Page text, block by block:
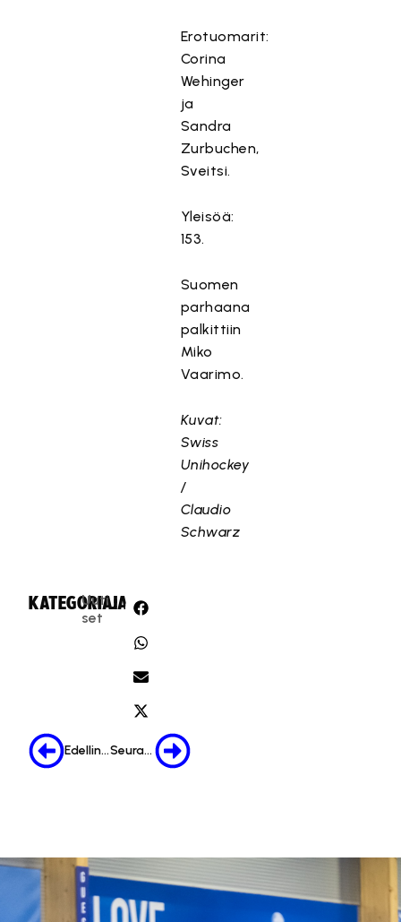
Erotuomarit:
Corina
Wehinger
ja
Sandra
Zurbuchen,
Sveitsi.
Yleisöä:
153.
Suomen
parhaana
palkittiin
Miko
Vaarimo.
Kuvat:
Swiss
Unihockey
/
Claudio
Schwarz
KATEGORIA:
Uuti
set
JAA:
Edellinen Seuraava